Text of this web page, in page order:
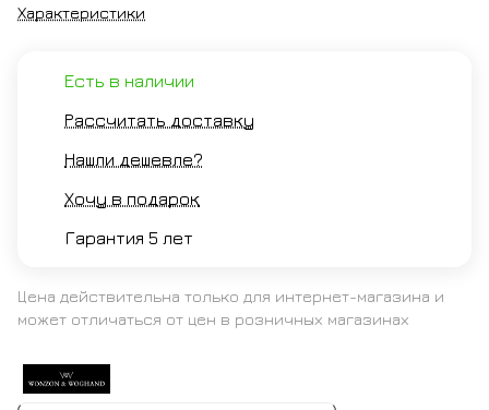
Характеристики
Есть в наличии
Рассчитать доставку
Нашли дешевле?
Хочу в подарок
Гарантия 5 лет
Цена действительна только для интернет-магазина и
может отличаться от цен в розничных магазинах